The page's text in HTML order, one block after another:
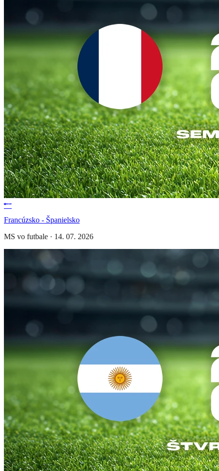
Francúzsko - Španielsko
MS vo futbale · 14. 07. 2026